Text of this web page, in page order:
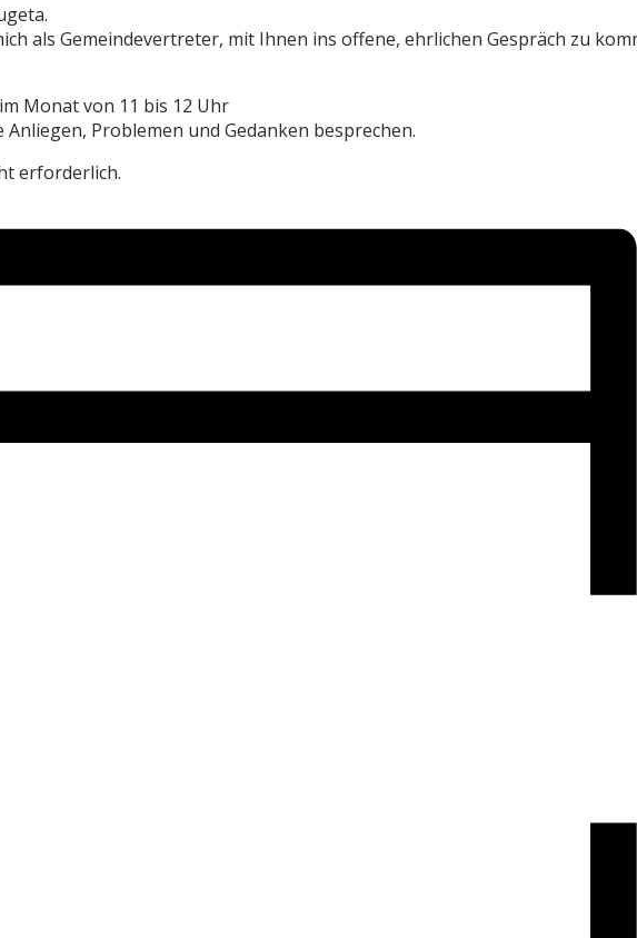
als Gemeindevertreter, mit Ihnen ins offene, ehrlichen Gespräch zu
Monat von 11 bis 12 Uhr
Problemen und Gedanken besprechen.
erforderlich.